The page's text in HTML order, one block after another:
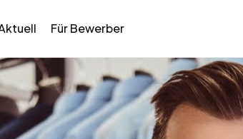
Für Bewerber